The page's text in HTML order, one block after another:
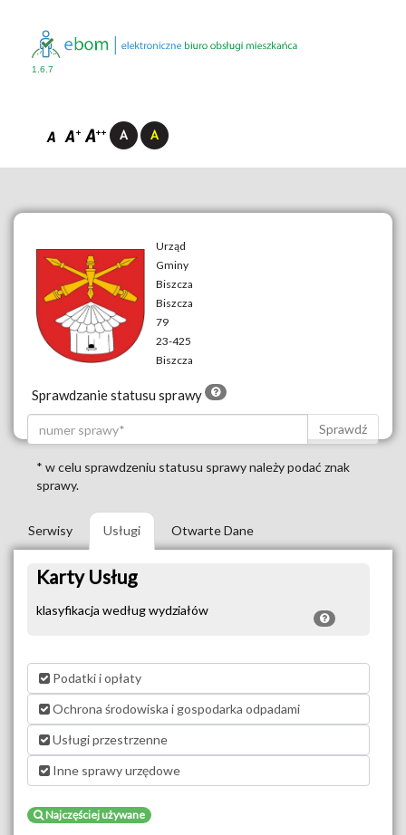
1.6.7
Urząd
Gminy
Biszcza
Biszcza
79
23-425
Biszcza
Sprawdzanie statusu sprawy
Sprawdź
* w celu sprawdzeniu statusu sprawy należy podać znak
sprawy.
Serwisy Usługi Otwarte Dane
Karty Usług
klasyfikacja według wydziałów
Podatki i opłaty
Ochrona środowiska i gospodarka odpadami
Usługi przestrzenne
Inne sprawy urzędowe
Najczęściej używane